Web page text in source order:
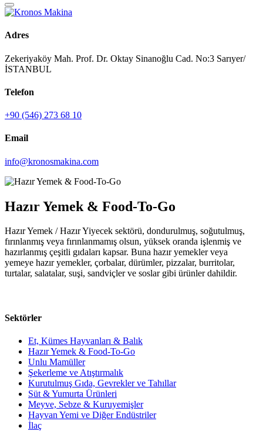
Adres
Zekeriyaköy Mah. Prof. Dr. Oktay Sinanoğlu Cad. No:3 Sarıyer/
İSTANBUL
Telefon
+90 (546) 273 68 10
Email
info@kronosmakina.com
Hazır Yemek & Food-To-Go
Hazır Yemek / Hazır Yiyecek sektörü, dondurulmuş, soğutulmuş,
fırınlanmış veya fırınlanmamış olsun, yüksek oranda işlenmiş ve
hazırlanmış çeşitli gıdaları kapsar. Buna hazır yemekler veya
yemeye hazır yemekler, çorbalar, dürümler, pizzalar, burritolar,
turtalar, salatalar, suşi, sandviçler ve soslar gibi ürünler dahildir.
Sektörler
Et, Kümes Hayvanları & Balık
Hazır Yemek & Food-To-Go
Unlu Mamüller
Şekerleme ve Atıştırmalık
Kurutulmuş Gıda, Gevrekler ve Tahıllar
Süt & Yumurta Ürünleri
Meyve, Sebze & Kuruyemişler
Hayvan Yemi ve Diğer Endüstriler
İlaç